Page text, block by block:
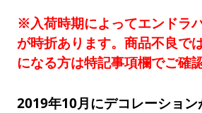
※入荷時期によってエンドラ
が時折あります。商品不良で
になる方は特記事項欄でご確
2019年10月にデコレーショ